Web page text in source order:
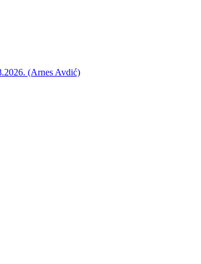
(Arnes Avdić)